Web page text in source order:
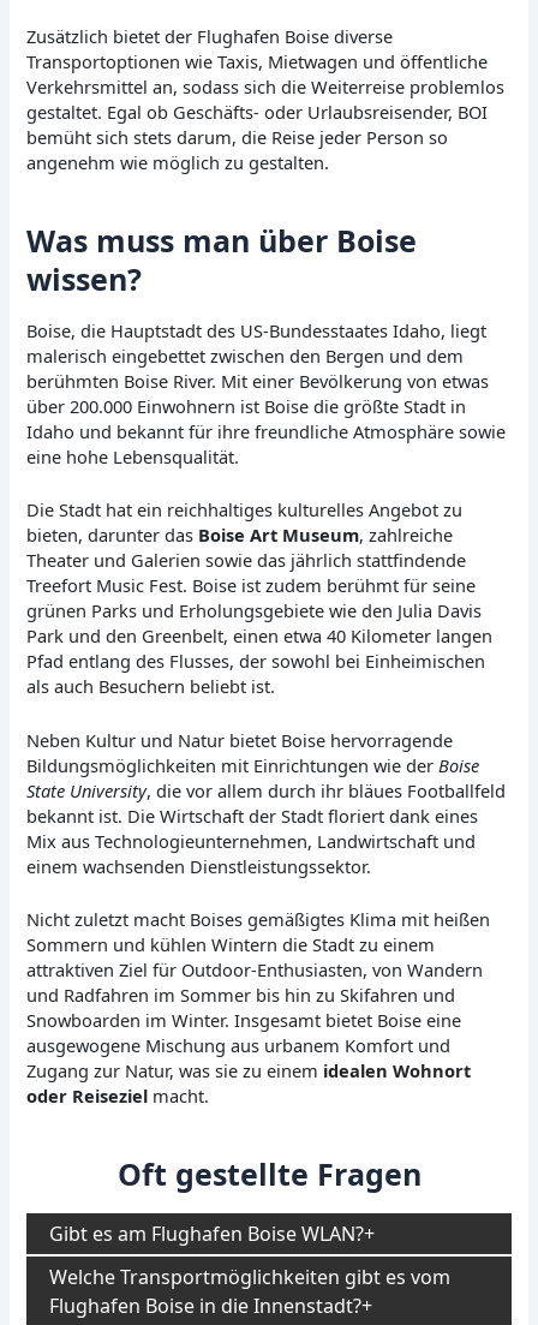
Zusätzlich bietet der Flughafen Boise diverse
Transportoptionen wie Taxis, Mietwagen und öffentliche
Verkehrsmittel an, sodass sich die Weiterreise problemlos
gestaltet. Egal ob Geschäfts- oder Urlaubsreisender, BOI
bemüht sich stets darum, die Reise jeder Person so
angenehm wie möglich zu gestalten.
Was muss man über Boise
wissen?
Boise, die Hauptstadt des US-Bundesstaates Idaho, liegt
malerisch eingebettet zwischen den Bergen und dem
berühmten Boise River. Mit einer Bevölkerung von etwas
über 200.000 Einwohnern ist Boise die größte Stadt in
Idaho und bekannt für ihre freundliche Atmosphäre sowie
eine hohe Lebensqualität.
Die Stadt hat ein reichhaltiges kulturelles Angebot zu
bieten, darunter das Boise Art Museum, zahlreiche
Theater und Galerien sowie das jährlich stattfindende
Treefort Music Fest. Boise ist zudem berühmt für seine
grünen Parks und Erholungsgebiete wie den Julia Davis
Park und den Greenbelt, einen etwa 40 Kilometer langen
Pfad entlang des Flusses, der sowohl bei Einheimischen
als auch Besuchern beliebt ist.
Neben Kultur und Natur bietet Boise hervorragende
Bildungsmöglichkeiten mit Einrichtungen wie der Boise
State University, die vor allem durch ihr bläues Footballfeld
bekannt ist. Die Wirtschaft der Stadt floriert dank eines
Mix aus Technologieunternehmen, Landwirtschaft und
einem wachsenden Dienstleistungssektor.
Nicht zuletzt macht Boises gemäßigtes Klima mit heißen
Sommern und kühlen Wintern die Stadt zu einem
attraktiven Ziel für Outdoor-Enthusiasten, von Wandern
und Radfahren im Sommer bis hin zu Skifahren und
Snowboarden im Winter. Insgesamt bietet Boise eine
ausgewogene Mischung aus urbanem Komfort und
Zugang zur Natur, was sie zu einem idealen Wohnort
oder Reiseziel macht.
Oft gestellte Fragen
Gibt es am Flughafen Boise WLAN?
Welche Transportmöglichkeiten gibt es vom
Flughafen Boise in die Innenstadt?